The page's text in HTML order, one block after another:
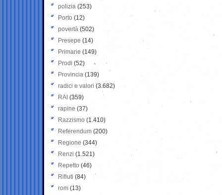
polizia (253)
Porto (12)
povertà (502)
Presepe (14)
Primarie (149)
Prodi (52)
Provincia (139)
radici e valori (3.682)
RAI (359)
rapine (37)
Razzismo (1.410)
Referendum (200)
Regione (344)
Renzi (1.521)
Repetto (46)
Rifiuti (84)
rom (13)